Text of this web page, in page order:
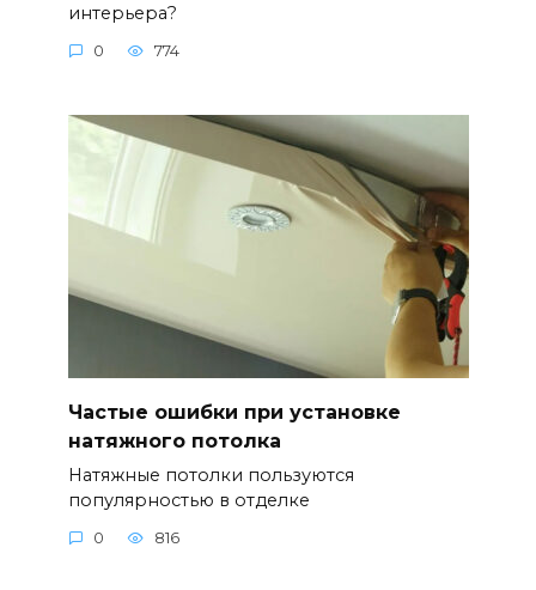
интерьера?
0 774
Частые ошибки при установке
натяжного потолка
Натяжные потолки пользуются
популярностью в отделке
0 816